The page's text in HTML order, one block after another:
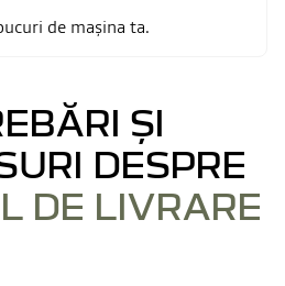
de mașina ta.
ȘI
DESPRE
DE LIVRARE